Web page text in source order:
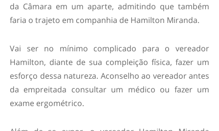
da Câmara em um aparte, admitindo que também
faria o trajeto em companhia de Hamilton Miranda.
Vai ser no mínimo complicado para o vereador
Hamilton, diante de sua compleição física, fazer um
esforço dessa natureza. Aconselho ao vereador antes
da empreitada consultar um médico ou fazer um
exame ergométrico.